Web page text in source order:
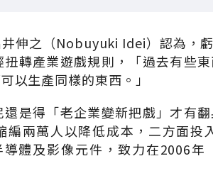
伸之（Nobuyuki Idei）認為，
轉產業遊戲規則，「過去有些
以生產同樣的東西。」
是得「老企業變新把戲」才有
編兩萬人以降低成本，二方面
體及影像元件，致力在2006年